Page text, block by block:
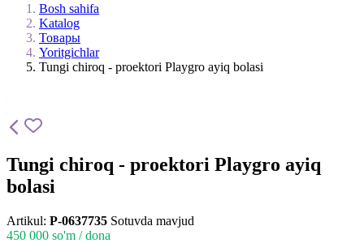
Bosh sahifa
Katalog
Товары
Yoritgichlar
Tungi chiroq - proektori Playgro ayiq bolasi
Tungi chiroq - proektori Playgro ayiq
bolasi
Artikul: P-0637735 Sotuvda mavjud
450 000 so'm / dona